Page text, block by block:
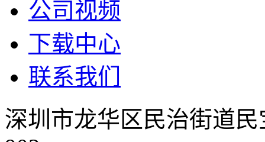
公司视频
下载中心
联系我们
深圳市龙华区民治街道